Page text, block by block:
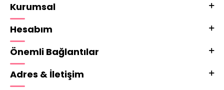
Kurumsal
Hesabım
Önemli Bağlantılar
Adres & İletişim